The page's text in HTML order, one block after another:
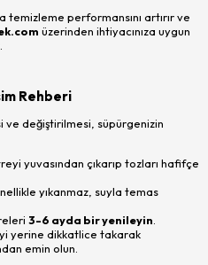
performansını artırır ve
üzerinden ihtiyacınıza uygun
Rehberi
ve değiştirilmesi, süpürgenizin
yuvasından çıkarıp tozları hafifçe
yıkanmaz, suyla temas
3-6 ayda bir yenileyin
yerine dikkatlice takarak
emin olun.